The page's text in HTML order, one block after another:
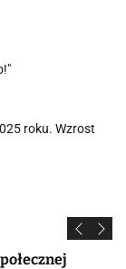
roku. Wzrost